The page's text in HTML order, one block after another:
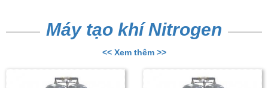
Máy tạo khí Nitrogen
<< Xem thêm >>